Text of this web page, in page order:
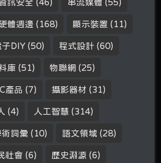
訊安全 (46) 串流媒體 (55)
體週邊 (168) 顯示裝置 (11)
子DIY (50) 程式設計 (60)
庫 (51) 物聯網 (25)
產品 (7) 攝影器材 (31)
(4) 人工智慧 (314)
術詞彙 (10) 語文領域 (28)
社會 (6) 歷史淵源 (6)